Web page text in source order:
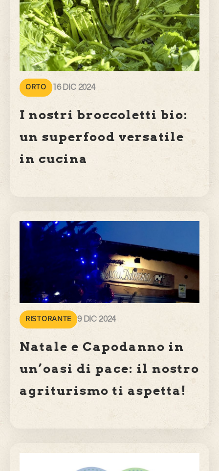
ORTO 16 DIC 2024
I nostri broccoletti bio:
un superfood versatile
in cucina
RISTORANTE 9 DIC 2024
Natale e Capodanno in
un’oasi di pace: il nostro
agriturismo ti aspetta!